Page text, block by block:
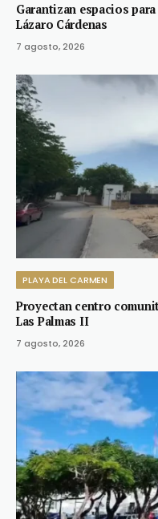
Garantizan espacios
Lázaro Cárdenas
7 agosto, 2026
PLAYA DEL CARMEN
Proyectan centro
Las Palmas II
7 agosto, 2026